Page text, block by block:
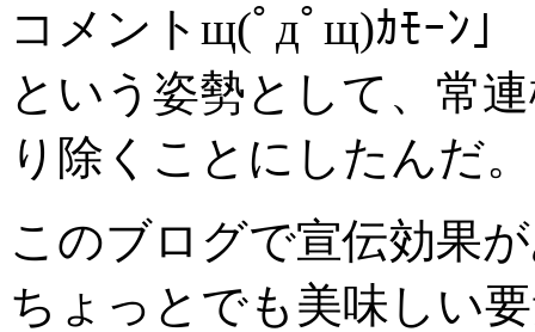
コメントщ(ﾟдﾟщ)ｶﾓｰﾝ」
という姿勢として、常
り除くことにしたんだ。
このブログで宣伝効果
ちょっとでも美味しい